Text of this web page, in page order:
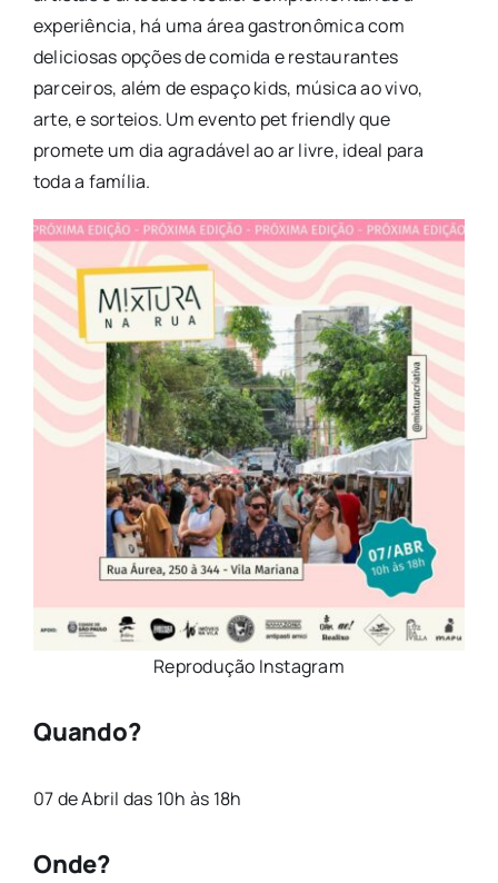
experiência, há uma área gastronômica com
deliciosas opções de comida e restaurantes
parceiros, além de espaço kids, música ao vivo,
arte, e sorteios. Um evento pet friendly que
promete um dia agradável ao ar livre, ideal para
toda a família.
Reprodução Instagram
Quando?
07 de Abril das 10h às 18h
Onde?